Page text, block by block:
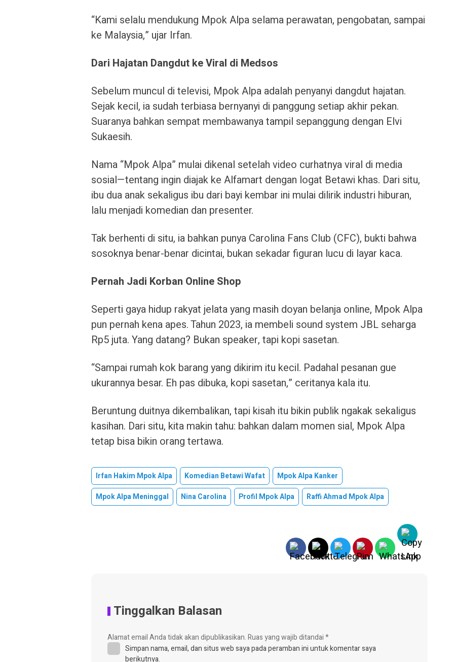
“Kami selalu mendukung Mpok Alpa selama perawatan, pengobatan, sampai
ke Malaysia,” ujar Irfan.
Dari Hajatan Dangdut ke Viral di Medsos
Sebelum muncul di televisi, Mpok Alpa adalah penyanyi dangdut hajatan.
Sejak kecil, ia sudah terbiasa bernyanyi di panggung setiap akhir pekan.
Suaranya bahkan sempat membawanya tampil sepanggung dengan Elvi
Sukaesih.
Nama “Mpok Alpa” mulai dikenal setelah video curhatnya viral di media
sosial—tentang ingin diajak ke Alfamart dengan logat Betawi khas. Dari situ,
ibu dua anak sekaligus ibu dari bayi kembar ini mulai dilirik industri hiburan,
lalu menjadi komedian dan presenter.
Tak berhenti di situ, ia bahkan punya Carolina Fans Club (CFC), bukti bahwa
sosoknya benar-benar dicintai, bukan sekadar figuran lucu di layar kaca.
Pernah Jadi Korban Online Shop
Seperti gaya hidup rakyat jelata yang masih doyan belanja online, Mpok Alpa
pun pernah kena apes. Tahun 2023, ia membeli sound system JBL seharga
Rp5 juta. Yang datang? Bukan speaker, tapi kopi sasetan.
“Sampai rumah kok barang yang dikirim itu kecil. Padahal pesanan gue
ukurannya besar. Eh pas dibuka, kopi sasetan,” ceritanya kala itu.
Beruntung duitnya dikembalikan, tapi kisah itu bikin publik ngakak sekaligus
kasihan. Dari situ, kita makin tahu: bahkan dalam momen sial, Mpok Alpa
tetap bisa bikin orang tertawa.
Irfan Hakim Mpok Alpa Komedian Betawi Wafat
Mpok Alpa Kanker
Mpok Alpa Meninggal
Nina Carolina Profil Mpok Alpa Raffi Ahmad Mpok Alpa
Tinggalkan Balasan
Alamat email Anda tidak akan dipublikasikan.Ruas yang wajib ditandai*
Simpan nama, email, dan situs web saya pada peramban ini untuk komentar saya
berikutnya.